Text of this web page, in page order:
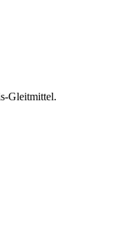
Gleitmittel.